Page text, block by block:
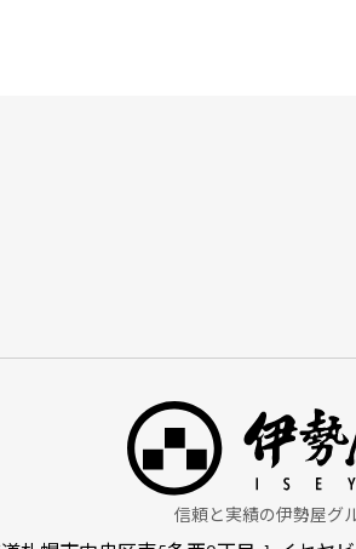
信頼と実績の伊勢屋グ